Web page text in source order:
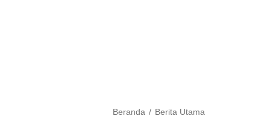
Beranda Berita Utama